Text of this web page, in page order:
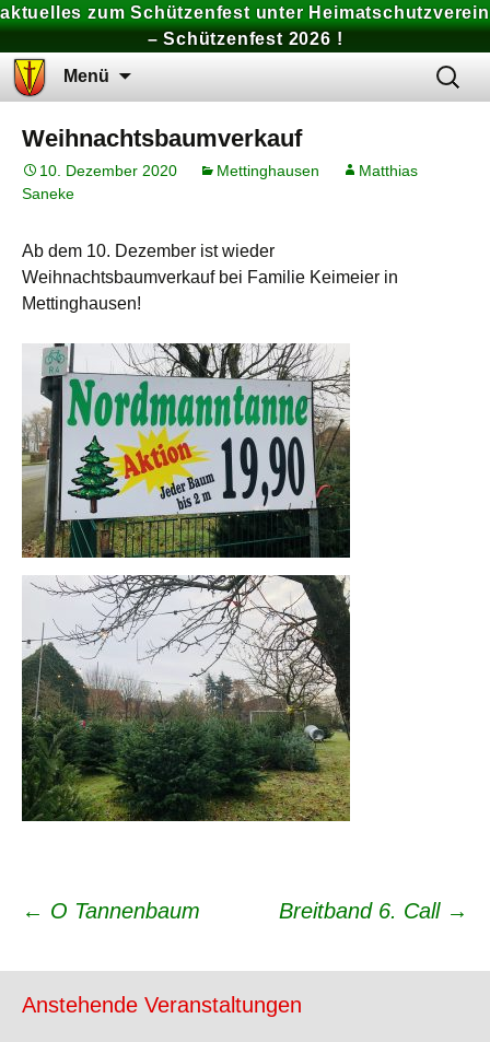
aktuelles zum Schützenfest unter Heimatschutzverein
– Schützenfest 2026 !
Menü
Suchen
nach:
Weihnachtsbaumverkauf
10. Dezember 2020 Mettinghausen
Matthias
Saneke
Ab dem 10. Dezember ist wieder
Weihnachtsbaumverkauf bei Familie Keimeier in
Mettinghausen!
Beitrags-
Navigation
← O Tannenbaum Breitband 6. Call →
Anstehende Veranstaltungen